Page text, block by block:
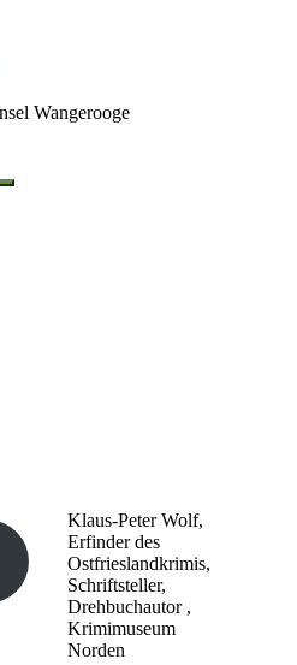
Wangerooge
Klaus-Peter Wolf,
Erfinder des
Ostfrieslandkrimis,
Schriftsteller,
Drehbuchautor ,
Krimimuseum
Norden